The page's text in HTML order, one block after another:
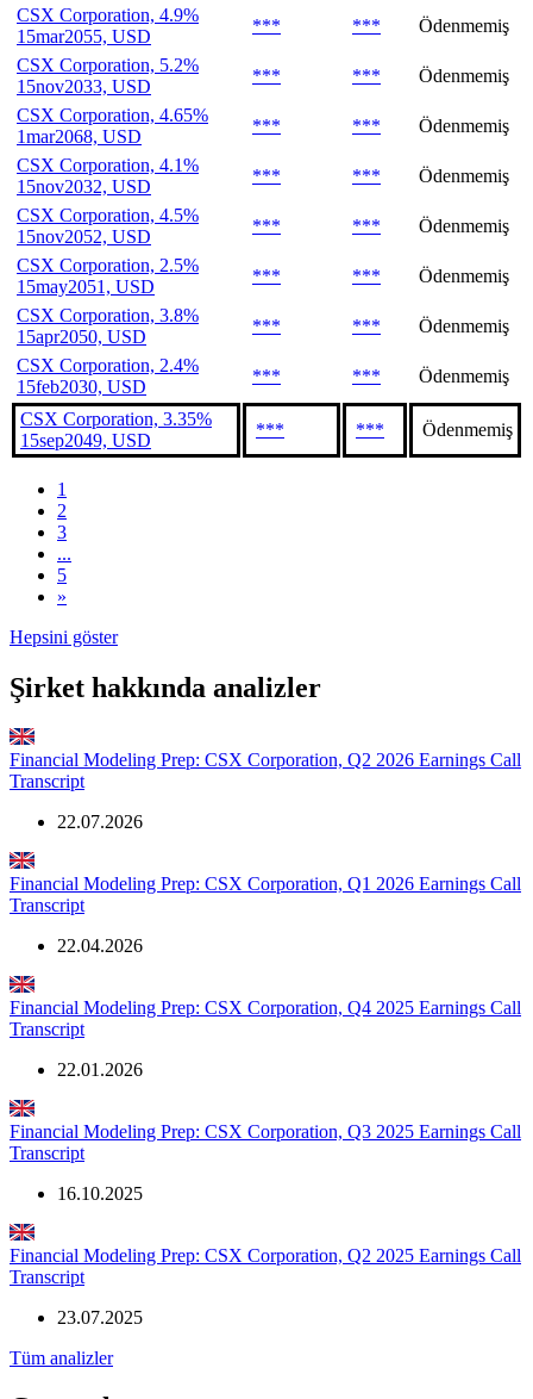
CSX Corporation, 4.9%
15mar2055, USD
*** ***
Ödenmemiş
CSX Corporation, 5.2%
15nov2033, USD
*** ***
Ödenmemiş
CSX Corporation, 4.65%
1mar2068, USD
*** ***
Ödenmemiş
CSX Corporation, 4.1%
15nov2032, USD
*** ***
Ödenmemiş
CSX Corporation, 4.5%
15nov2052, USD
*** ***
Ödenmemiş
CSX Corporation, 2.5%
15may2051, USD
*** ***
Ödenmemiş
CSX Corporation, 3.8%
15apr2050, USD
*** ***
Ödenmemiş
CSX Corporation, 2.4%
15feb2030, USD
*** *** Ödenmemiş
CSX Corporation, 3.35%
15sep2049, USD
*** *** Ödenmemiş
1
2
3
...
5
»
Hepsini göster
Şirket hakkında analizler
Financial Modeling Prep: CSX Corporation, Q2 2026 Earnings Call
Transcript
22.07.2026
Financial Modeling Prep: CSX Corporation, Q1 2026 Earnings Call
Transcript
22.04.2026
Financial Modeling Prep: CSX Corporation, Q4 2025 Earnings Call
Transcript
22.01.2026
Financial Modeling Prep: CSX Corporation, Q3 2025 Earnings Call
Transcript
16.10.2025
Financial Modeling Prep: CSX Corporation, Q2 2025 Earnings Call
Transcript
23.07.2025
Tüm analizler